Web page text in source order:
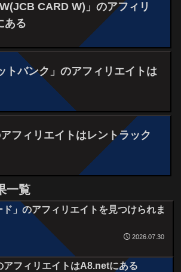
CARD W)」のアフィリ
ある
トバンク」のアフィリエイトは
アフィリエイトはレントラック
一覧
ド」のアフィリエイトを見つけられま
2026.07.30
アフィリエイトはA8.netにある